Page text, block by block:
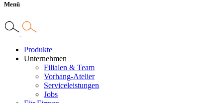
Menü
Produkte
Unternehmen
Filialen & Team
Vorhang-Atelier
Serviceleistungen
Jobs